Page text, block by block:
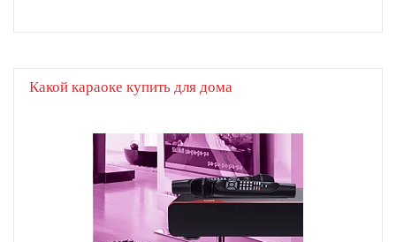
Какой караоке купить для дома